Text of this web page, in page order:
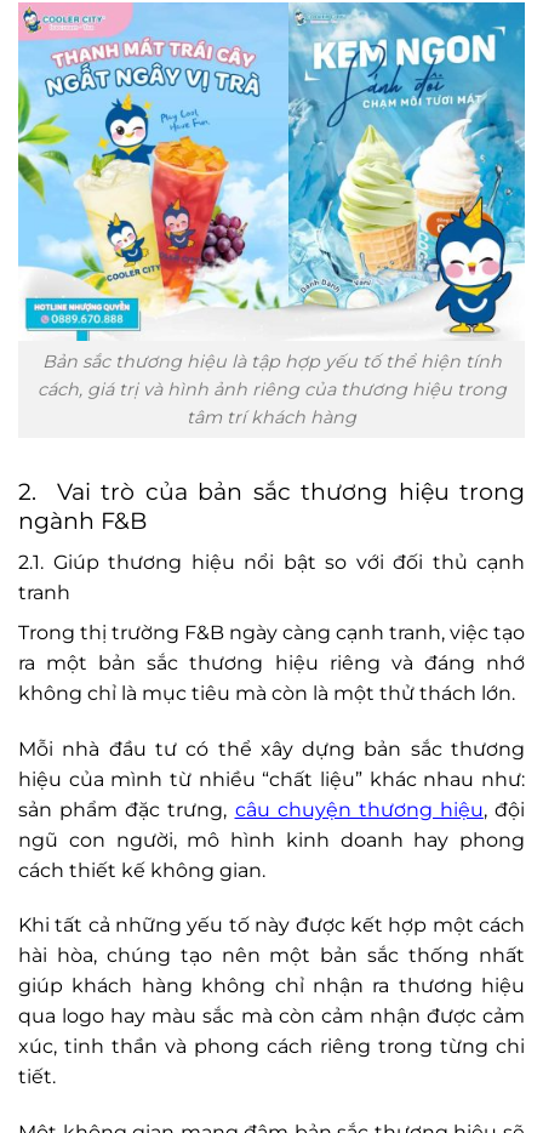
Bản sắc thương hiệu là tập hợp yếu tố thể hiện tính
cách, giá trị và hình ảnh riêng của thương hiệu trong
tâm trí khách hàng
2. Vai trò của bản sắc thương hiệu trong
ngành F&B
2.1. Giúp thương hiệu nổi bật so với đối thủ cạnh
tranh
Trong thị trường F&B ngày càng cạnh tranh, việc tạo
ra một bản sắc thương hiệu riêng và đáng nhớ
không chỉ là mục tiêu mà còn là một thử thách lớn.
Mỗi nhà đầu tư có thể xây dựng bản sắc thương
hiệu của mình từ nhiều “chất liệu” khác nhau như:
sản phẩm đặc trưng, câu chuyện thương hiệu, đội
ngũ con người, mô hình kinh doanh hay phong
cách thiết kế không gian.
Khi tất cả những yếu tố này được kết hợp một cách
hài hòa, chúng tạo nên một bản sắc thống nhất
giúp khách hàng không chỉ nhận ra thương hiệu
qua logo hay màu sắc mà còn cảm nhận được cảm
xúc, tinh thần và phong cách riêng trong từng chi
tiết.